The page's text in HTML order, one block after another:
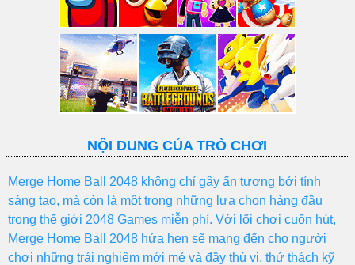
NỘI DUNG CỦA TRÒ CHƠI
Merge Home Ball 2048 không chỉ gây ấn tượng bởi tính
sáng tạo, mà còn là một trong những lựa chọn hàng đầu
trong thế giới 2048 Games miễn phí. Với lối chơi cuốn hút,
Merge Home Ball 2048 hứa hẹn sẽ mang đến cho người
chơi những trải nghiệm mới mẻ và đầy thú vị, thử thách kỹ